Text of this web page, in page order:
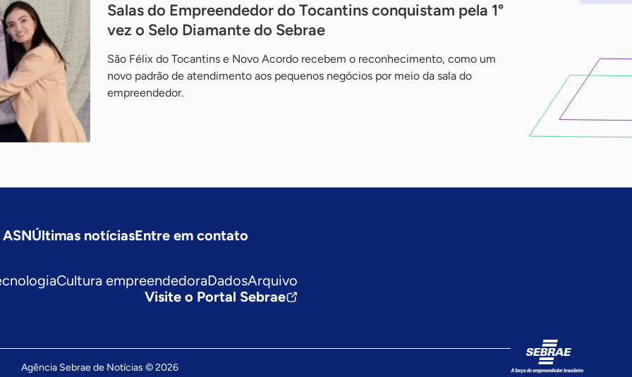
Salas do Empreendedor do Tocantins conquistam pela 1°
vez o Selo Diamante do Sebrae
São Félix do Tocantins e Novo Acordo recebem o reconhecimento, como um
novo padrão de atendimento aos pequenos negócios por meio da sala do
empreendedor.
ASNÚltimas notíciasEntre em contato
Cultura empreendedoraDadosArquivo
Visite o Portal Sebrae
Agência Sebrae de Notícias © 2026